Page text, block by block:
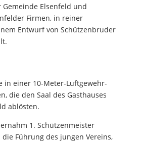
Elsenfeld und
Firmen, in reiner
Entwurf von Schützenbruder
in einer 10-Meter-Luftgewehr-
die den Saal des Gasthauses
ablösten.
1. Schützenmeister
die Führung des jungen Vereins,